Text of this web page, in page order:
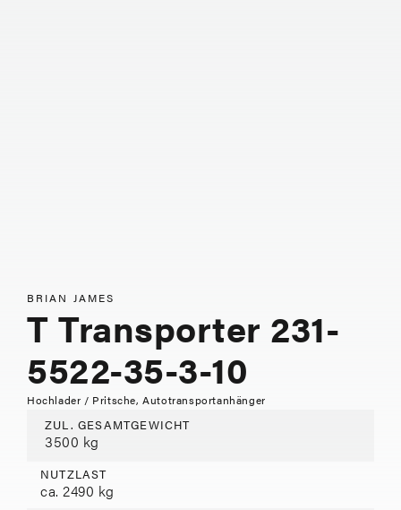
BRIAN JAMES
T Transporter 231-
5522-35-3-10
Hochlader / Pritsche, Autotransportanhänger
ZUL. GESAMTGEWICHT
3500 kg
NUTZLAST
ca. 2490 kg